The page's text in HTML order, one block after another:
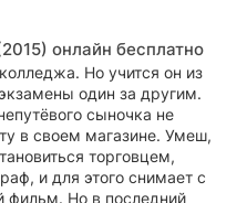
онлайн бесплатно
Но учится он из
один за другим.
сыночка не
в своем магазине. Умеш,
торговцем,
и для этого снимает с
фильм. Но в последний